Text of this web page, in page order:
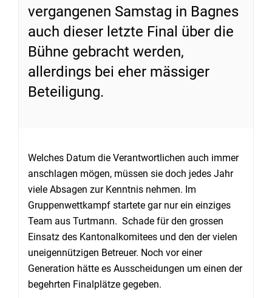
vergangenen Samstag in Bagnes
auch dieser letzte Final über die
Bühne gebracht werden,
allerdings bei eher mässiger
Beteiligung.
Welches Datum die Verantwortlichen auch immer
anschlagen mögen, müssen sie doch jedes Jahr
viele Absagen zur Kenntnis nehmen. Im
Gruppenwettkampf startete gar nur ein einziges
Team aus Turtmann. Schade für den grossen
Einsatz des Kantonalkomitees und den der vielen
uneigennützigen Betreuer. Noch vor einer
Generation hätte es Ausscheidungen um einen der
begehrten Finalplätze gegeben.